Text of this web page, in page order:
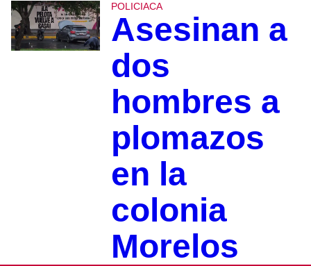
POLICIACA
Asesinan a
dos
hombres a
plomazos
en la
colonia
Morelos